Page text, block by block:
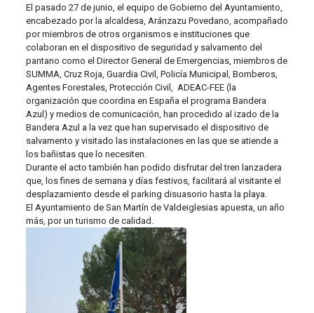
El pasado 27 de junio, el equipo de Gobierno del Ayuntamiento,
encabezado por la alcaldesa, Aránzazu Povedano, acompañado
por miembros de otros organismos e instituciones que
colaboran en el dispositivo de seguridad y salvamento del
pantano como el Director General de Emergencias, miembros de
SUMMA, Cruz Roja, Guardia Civil, Policía Municipal, Bomberos,
Agentes Forestales, Protección Civil, ADEAC-FEE (la
organización que coordina en España el programa Bandera
Azul) y medios de comunicación, han procedido al izado de la
Bandera Azul a la vez que han supervisado el dispositivo de
salvamento y visitado las instalaciones en las que se atiende a
los bañistas que lo necesiten.
Durante el acto también han podido disfrutar del tren lanzadera
que, los fines de semana y días festivos, facilitará al visitante el
desplazamiento desde el parking disuasorio hasta la playa.
El Ayuntamiento de San Martín de Valdeiglesias apuesta, un año
más, por un turismo de calidad.